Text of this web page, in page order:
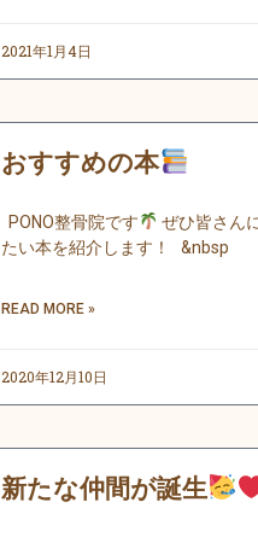
2021年1月4日
おすすめの本
PONO整骨院です
ぜひ皆さん
たい本を紹介します！ &nbsp
READ MORE »
2020年12月10日
新たな仲間が誕生